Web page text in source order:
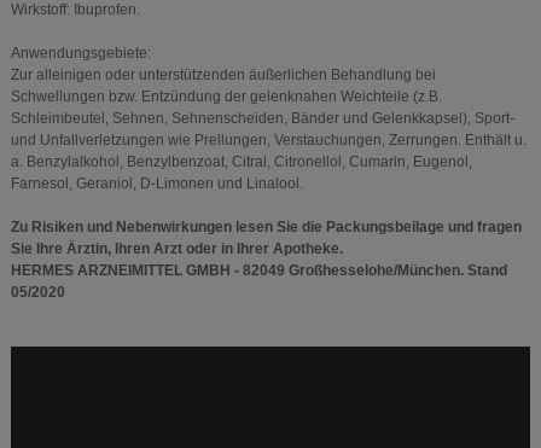
Wirkstoff: Ibuprofen.
Anwendungsgebiete:
Zur alleinigen oder unterstützenden äußerlichen Behandlung bei
Schwellungen bzw. Entzündung der gelenknahen Weichteile (z.B.
Schleimbeutel, Sehnen, Sehnenscheiden, Bänder und Gelenkkapsel), Sport-
und Unfallverletzungen wie Prellungen, Verstauchungen, Zerrungen. Enthält u.
a. Benzylalkohol, Benzylbenzoat, Citral, Citronellol, Cumarin, Eugenol,
Farnesol, Geraniol, D-Limonen und Linalool.
Zu Risiken und Nebenwirkungen lesen Sie die Packungsbeilage und fragen
Sie Ihre Ärztin, Ihren Arzt oder in Ihrer Apotheke.
HERMES ARZNEIMITTEL GMBH - 82049 Großhesselohe/München. Stand
05/2020